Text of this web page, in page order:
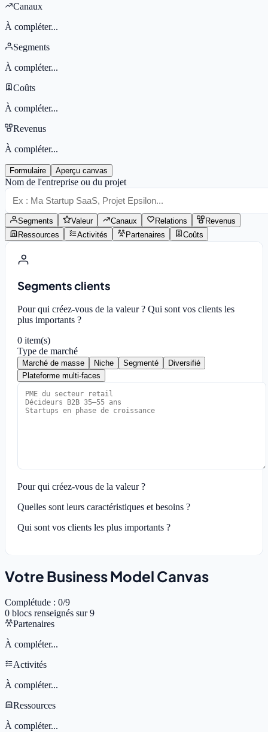
Canaux
À compléter...
Segments
À compléter...
Coûts
À compléter...
Revenus
À compléter...
Formulaire Aperçu canvas
Nom de l'entreprise ou du projet
Segments Valeur Canaux Relations
Revenus
Ressources
Activités Partenaires Coûts
Segments clients
Pour qui créez-vous de la valeur ? Qui sont vos clients les
plus importants ?
0 item(s)
Type de marché
Marché de masse Niche Segmenté
Diversifié
Plateforme multi-faces
Pour qui créez-vous de la valeur ?
Quelles sont leurs caractéristiques et besoins ?
Qui sont vos clients les plus importants ?
Votre Business Model Canvas
Complétude : 0/9
0 blocs renseignés sur 9
Partenaires
À compléter...
Activités
À compléter...
Ressources
À compléter...